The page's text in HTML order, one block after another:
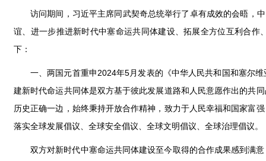
访问期间，习近平主席同武契奇总统举行了卓有成效的会晤，
谊、进一步推进新时代中塞命运共同体建设、拓展全方位互利合
下：
一、两国元首重申2024年5月发表的《中华人民共和国和塞尔
建新时代命运共同体是双方基于彼此发展道路和人民意愿作出的共
历史正确一边，始终秉持开放合作精神，致力于人民幸福和国家富
落实全球发展倡议、全球安全倡议、全球文明倡议、全球治理倡议。
双方对新时代中塞命运共同体建设至今取得的合作成果感到满